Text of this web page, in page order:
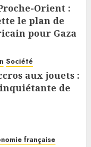
Orient :
le plan de
pour Gaza
Société
aux jouets :
de
française